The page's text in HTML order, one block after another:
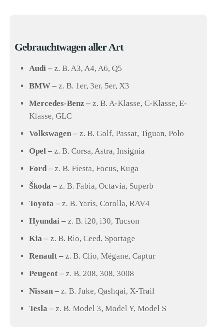
Gebrauchtwagen aller Art
Audi – z. B. A3, A4, A6, Q5
BMW – z. B. 1er, 3er, 5er, X3
Mercedes-Benz – z. B. A-Klasse, C-Klasse, E-
Klasse, GLC
Volkswagen – z. B. Golf, Passat, Tiguan, Polo
Opel – z. B. Corsa, Astra, Insignia
Ford – z. B. Fiesta, Focus, Kuga
Škoda – z. B. Fabia, Octavia, Superb
Toyota – z. B. Yaris, Corolla, RAV4
Hyundai – z. B. i20, i30, Tucson
Kia – z. B. Rio, Ceed, Sportage
Renault – z. B. Clio, Mégane, Captur
Peugeot – z. B. 208, 308, 3008
Nissan – z. B. Juke, Qashqai, X-Trail
Tesla – z. B. Model 3, Model Y, Model S